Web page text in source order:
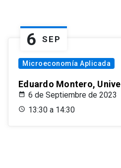
6 SEP
Microeconomía Aplicada
Eduardo Montero,
6 de Septiembre de 2023
13:30 a 14:30